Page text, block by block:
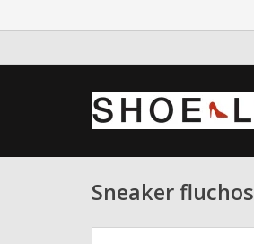
Sneaker fluchos